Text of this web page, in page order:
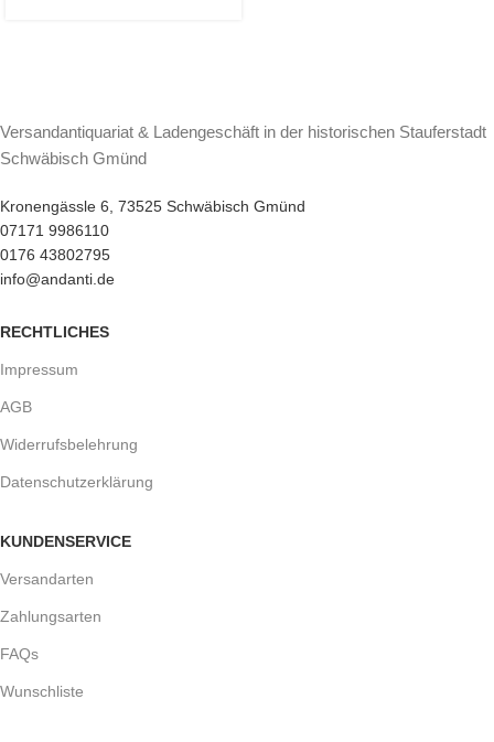
Versandantiquariat & Ladengeschäft in der historischen Stauferstadt
Schwäbisch Gmünd
Kronengässle 6, 73525 Schwäbisch Gmünd
07171 9986110
0176 43802795
info@andanti.de
RECHTLICHES
Impressum
AGB
Widerrufsbelehrung
Datenschutzerklärung
KUNDENSERVICE
Versandarten
Zahlungsarten
FAQs
Wunschliste